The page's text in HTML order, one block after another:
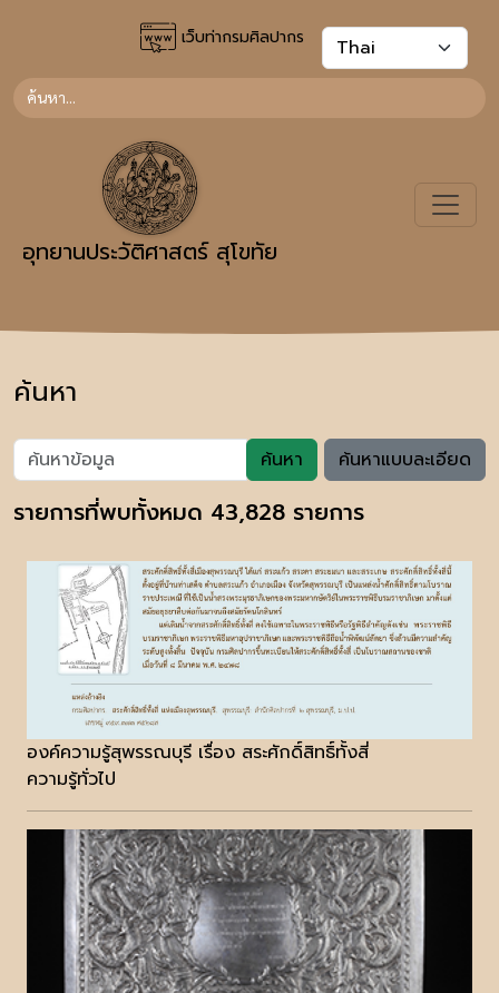
เว็บท่ากรมศิลปากร
อุทยานประวัติศาสตร์ สุโขทัย
ค้นหา
ค้นหา ค้นหาแบบละเอียด
รายการที่พบทั้งหมด 43,828 รายการ
องค์ความรู้สุพรรณบุรี เรื่อง สระศักดิ์สิทธิ์ทั้งสี่
ความรู้ทั่วไป